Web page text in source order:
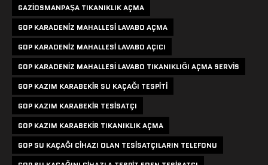
GAZIOSMANPAŞA TIKANIKLIK AÇMA
GOP KARADENIZ MAHALLESI LAVABO AÇMA
GOP KARADENIZ MAHALLESI LAVABO AÇICI
GOP KARADENIZ MAHALLESI LAVABO TIKANIKLIĞI AÇMA SERVIS
GOP KAZIM KARABEKIR SU KAÇAĞI TESPITI
GOP KAZIM KARABEKIR TESISATÇI
GOP KAZIM KARABEKIR TIKANIKLIK AÇMA
GOP SU KAÇAĞI CIHAZI OLAN TESISATÇILARIN TELEFONU